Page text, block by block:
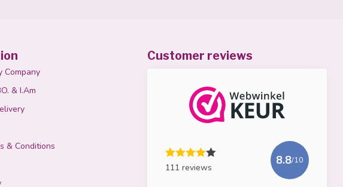
Company
& I.Am
& Conditions
Customer reviews
111 reviews
8.8/10